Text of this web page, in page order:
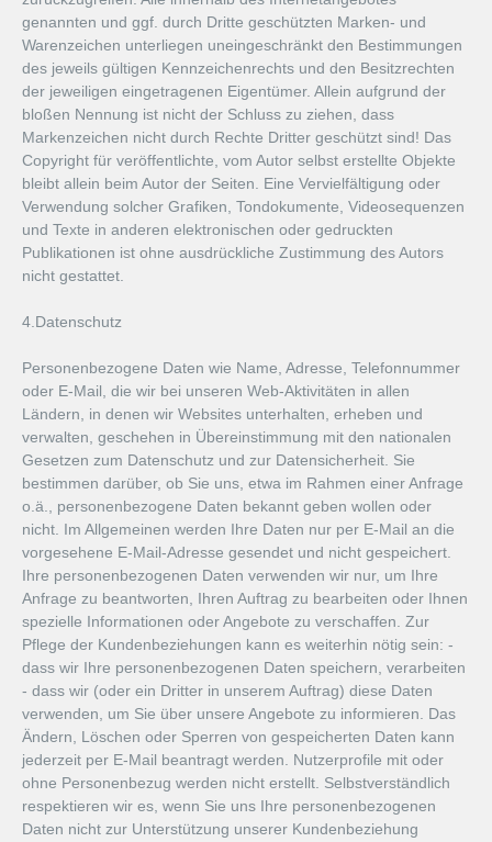
genannten und ggf. durch Dritte geschützten Marken- und
Warenzeichen unterliegen uneingeschränkt den Bestimmungen
des jeweils gültigen Kennzeichenrechts und den Besitzrechten
der jeweiligen eingetragenen Eigentümer. Allein aufgrund der
bloßen Nennung ist nicht der Schluss zu ziehen, dass
Markenzeichen nicht durch Rechte Dritter geschützt sind! Das
Copyright für veröffentlichte, vom Autor selbst erstellte Objekte
bleibt allein beim Autor der Seiten. Eine Vervielfältigung oder
Verwendung solcher Grafiken, Tondokumente, Videosequenzen
und Texte in anderen elektronischen oder gedruckten
Publikationen ist ohne ausdrückliche Zustimmung des Autors
nicht gestattet.
4.Datenschutz
Personenbezogene Daten wie Name, Adresse, Telefonnummer
oder E-Mail, die wir bei unseren Web-Aktivitäten in allen
Ländern, in denen wir Websites unterhalten, erheben und
verwalten, geschehen in Übereinstimmung mit den nationalen
Gesetzen zum Datenschutz und zur Datensicherheit. Sie
bestimmen darüber, ob Sie uns, etwa im Rahmen einer Anfrage
o.ä., personenbezogene Daten bekannt geben wollen oder
nicht. Im Allgemeinen werden Ihre Daten nur per E-Mail an die
vorgesehene E-Mail-Adresse gesendet und nicht gespeichert.
Ihre personenbezogenen Daten verwenden wir nur, um Ihre
Anfrage zu beantworten, Ihren Auftrag zu bearbeiten oder Ihnen
spezielle Informationen oder Angebote zu verschaffen. Zur
Pflege der Kundenbeziehungen kann es weiterhin nötig sein: -
dass wir Ihre personenbezogenen Daten speichern, verarbeiten
- dass wir (oder ein Dritter in unserem Auftrag) diese Daten
verwenden, um Sie über unsere Angebote zu informieren. Das
Ändern, Löschen oder Sperren von gespeicherten Daten kann
jederzeit per E-Mail beantragt werden. Nutzerprofile mit oder
ohne Personenbezug werden nicht erstellt. Selbstverständlich
respektieren wir es, wenn Sie uns Ihre personenbezogenen
Daten nicht zur Unterstützung unserer Kundenbeziehung